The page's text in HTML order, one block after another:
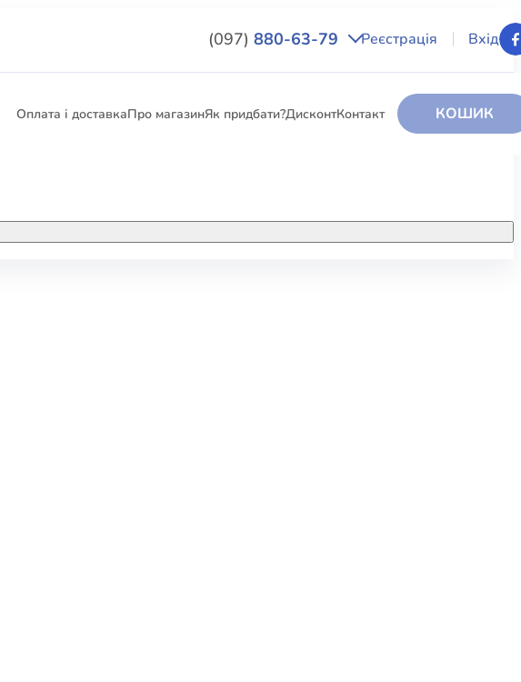
(097) 880-63-79 Реєстрація Вхід
Оплата і доставкаПро магазинЯк придбати?ДисконтКонтакт КОШИК
КНИГИ